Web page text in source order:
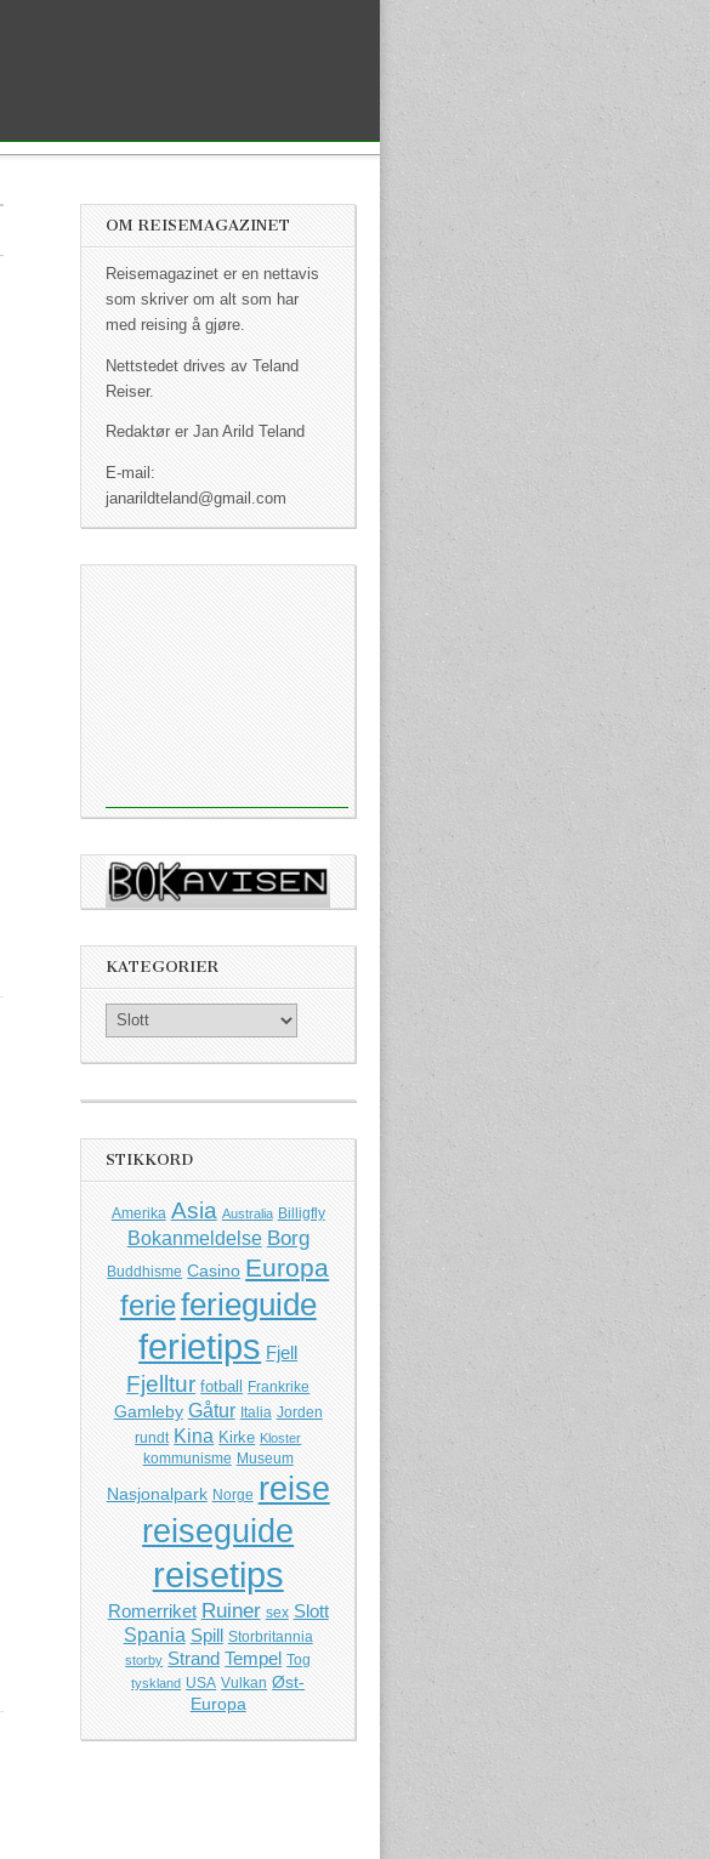
OM REISEMAGAZINET
Reisemagazinet er en nettavis
som skriver om alt som har
med reising å gjøre.
Nettstedet drives av Teland
Reiser.
Redaktør er Jan Arild Teland
E-mail:
janarildteland@gmail.com
KATEGORIER
Kategorier
STIKKORD
Amerika Asia Australia Billigfly
Bokanmeldelse Borg
Buddhisme Casino Europa
ferieferieguide
ferietips Fjell
Fjelltur fotball Frankrike
Gamleby Gåtur Italia Jorden
rundt Kina Kirke Kloster
kommunisme Museum
Nasjonalpark Norge reise
reiseguide
reisetips
Romerriket Ruiner sex Slott
Spania Spill Storbritannia
storby Strand Tempel Tog
tyskland USA Vulkan Øst-
Europa